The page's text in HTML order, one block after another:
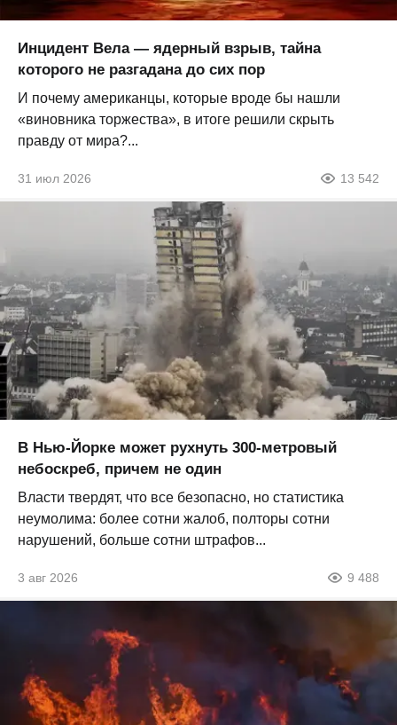
Инцидент Вела — ядерный взрыв, тайна
которого не разгадана до сих пор
И почему американцы, которые вроде бы нашли
«виновника торжества», в итоге решили скрыть
правду от мира?...
31 июл 2026 13 542
В Нью-Йорке может рухнуть 300-метровый
небоскреб, причем не один
Власти твердят, что все безопасно, но статистика
неумолима: более сотни жалоб, полторы сотни
нарушений, больше сотни штрафов...
3 авг 2026 9 488